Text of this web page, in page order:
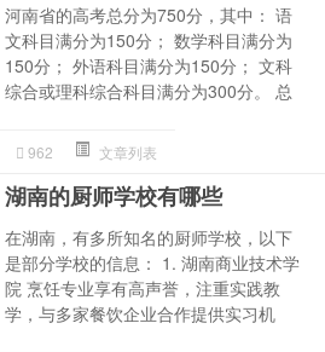
河南省的高考总分为750分，其中： 语
文科目满分为150分； 数学科目满分为
150分； 外语科目满分为150分； 文科
综合或理科综合科目满分为300分。 总
962 文章列表
湖南的厨师学校有哪些
在湖南，有多所知名的厨师学校，以下
是部分学校的信息： 1. 湖南商业技术学
院 烹饪专业享有高声誉，注重实践教
学，与多家餐饮企业合作提供实习机